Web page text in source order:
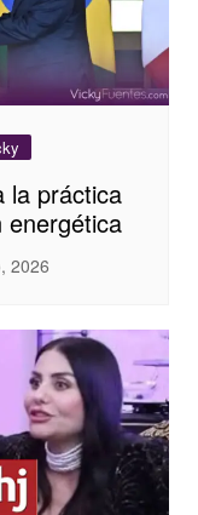
la práctica
energética
2026